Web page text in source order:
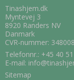
Tinashjem.dk
Myntevej 3
8920 Randers NV
Danmark
CVR-nummer:
Telefonnr.: +45 40
E-mail:
Sitemap